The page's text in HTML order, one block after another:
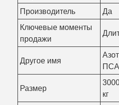
Производитель
Да
Ключевые моменты
продажи
Другое имя
ПСА
Размер
кг